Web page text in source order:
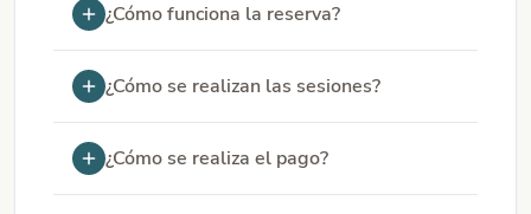
¿Cómo funciona la reserva?
¿Cómo se realizan las sesiones?
¿Cómo se realiza el pago?